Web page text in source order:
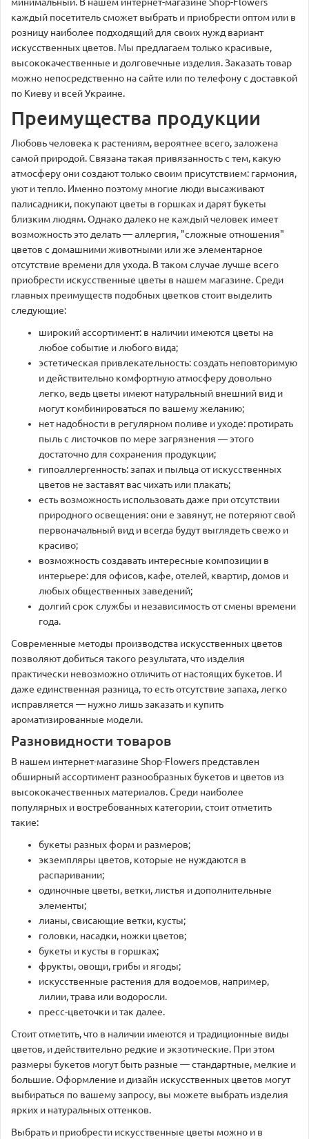
каждый посетитель сможет выбрать и приобрести оптом или в
розницу наиболее подходящий для своих нужд вариант
искусственных цветов. Мы предлагаем только красивые,
высококачественные и долговечные изделия. Заказать товар
можно непосредственно на сайте или по телефону с доставкой
по Киеву и всей Украине.
Преимущества продукции
Любовь человека к растениям, вероятнее всего, заложена
самой природой. Связана такая привязанность с тем, какую
атмосферу они создают только своим присутствием: гармония,
уют и тепло. Именно поэтому многие люди высаживают
палисадники, покупают цветы в горшках и дарят букеты
близким людям. Однако далеко не каждый человек имеет
возможность это делать — аллергия, "сложные отношения"
цветов с домашними животными или же элементарное
отсутствие времени для ухода. В таком случае лучше всего
приобрести искусственные цветы в нашем магазине. Среди
главных преимуществ подобных цветков стоит выделить
следующие:
широкий ассортимент: в наличии имеются цветы на
любое событие и любого вида;
эстетическая привлекательность: создать неповторимую
и действительно комфортную атмосферу довольно
легко, ведь цветы имеют натуральный внешний вид и
могут комбинироваться по вашему желанию;
нет надобности в регулярном поливе и уходе: протирать
пыль с листочков по мере загрязнения — этого
достаточно для сохранения продукции;
гипоаллергенность: запах и пыльца от искусственных
цветов не заставят вас чихать или плакать;
есть возможность использовать даже при отсутствии
природного освещения: они е завянут, не потеряют свой
первоначальный вид и всегда будут выглядеть свежо и
красиво;
возможность создавать интересные композиции в
интерьере: для офисов, кафе, отелей, квартир, домов и
любых общественных заведений;
долгий срок службы и независимость от смены времени
года.
Современные методы производства искусственных цветов
позволяют добиться такого результата, что изделия
практически невозможно отличить от настоящих букетов. И
даже единственная разница, то есть отсутствие запаха, легко
исправляется — нужно лишь заказать и купить
ароматизированные модели.
Разновидности товаров
В нашем интернет-магазине Shop-Flowers представлен
обширный ассортимент разнообразных букетов и цветов из
высококачественных материалов. Среди наиболее
популярных и востребованных категории, стоит отметить
такие:
букеты разных форм и размеров;
экземпляры цветов, которые не нуждаются в
распаривании;
одиночные цветы, ветки, листья и дополнительные
элементы;
лианы, свисающие ветки, кусты;
головки, насадки, ножки цветов;
букеты и кусты в горшках;
фрукты, овощи, грибы и ягоды;
искусственные растения для водоемов, например,
лилии, трава или водоросли.
пресс-цветочки и так далее.
Стоит отметить, что в наличии имеются и традиционные виды
цветов, и действительно редкие и экзотические. При этом
размеры букетов могут быть разные — стандартные, мелкие и
большие. Оформление и дизайн искусственных цветов могут
выбираться по вашему запросу, вы можете выбрать изделия
ярких и натуральных оттенков.
Выбрать и приобрести искусственные цветы можно и в